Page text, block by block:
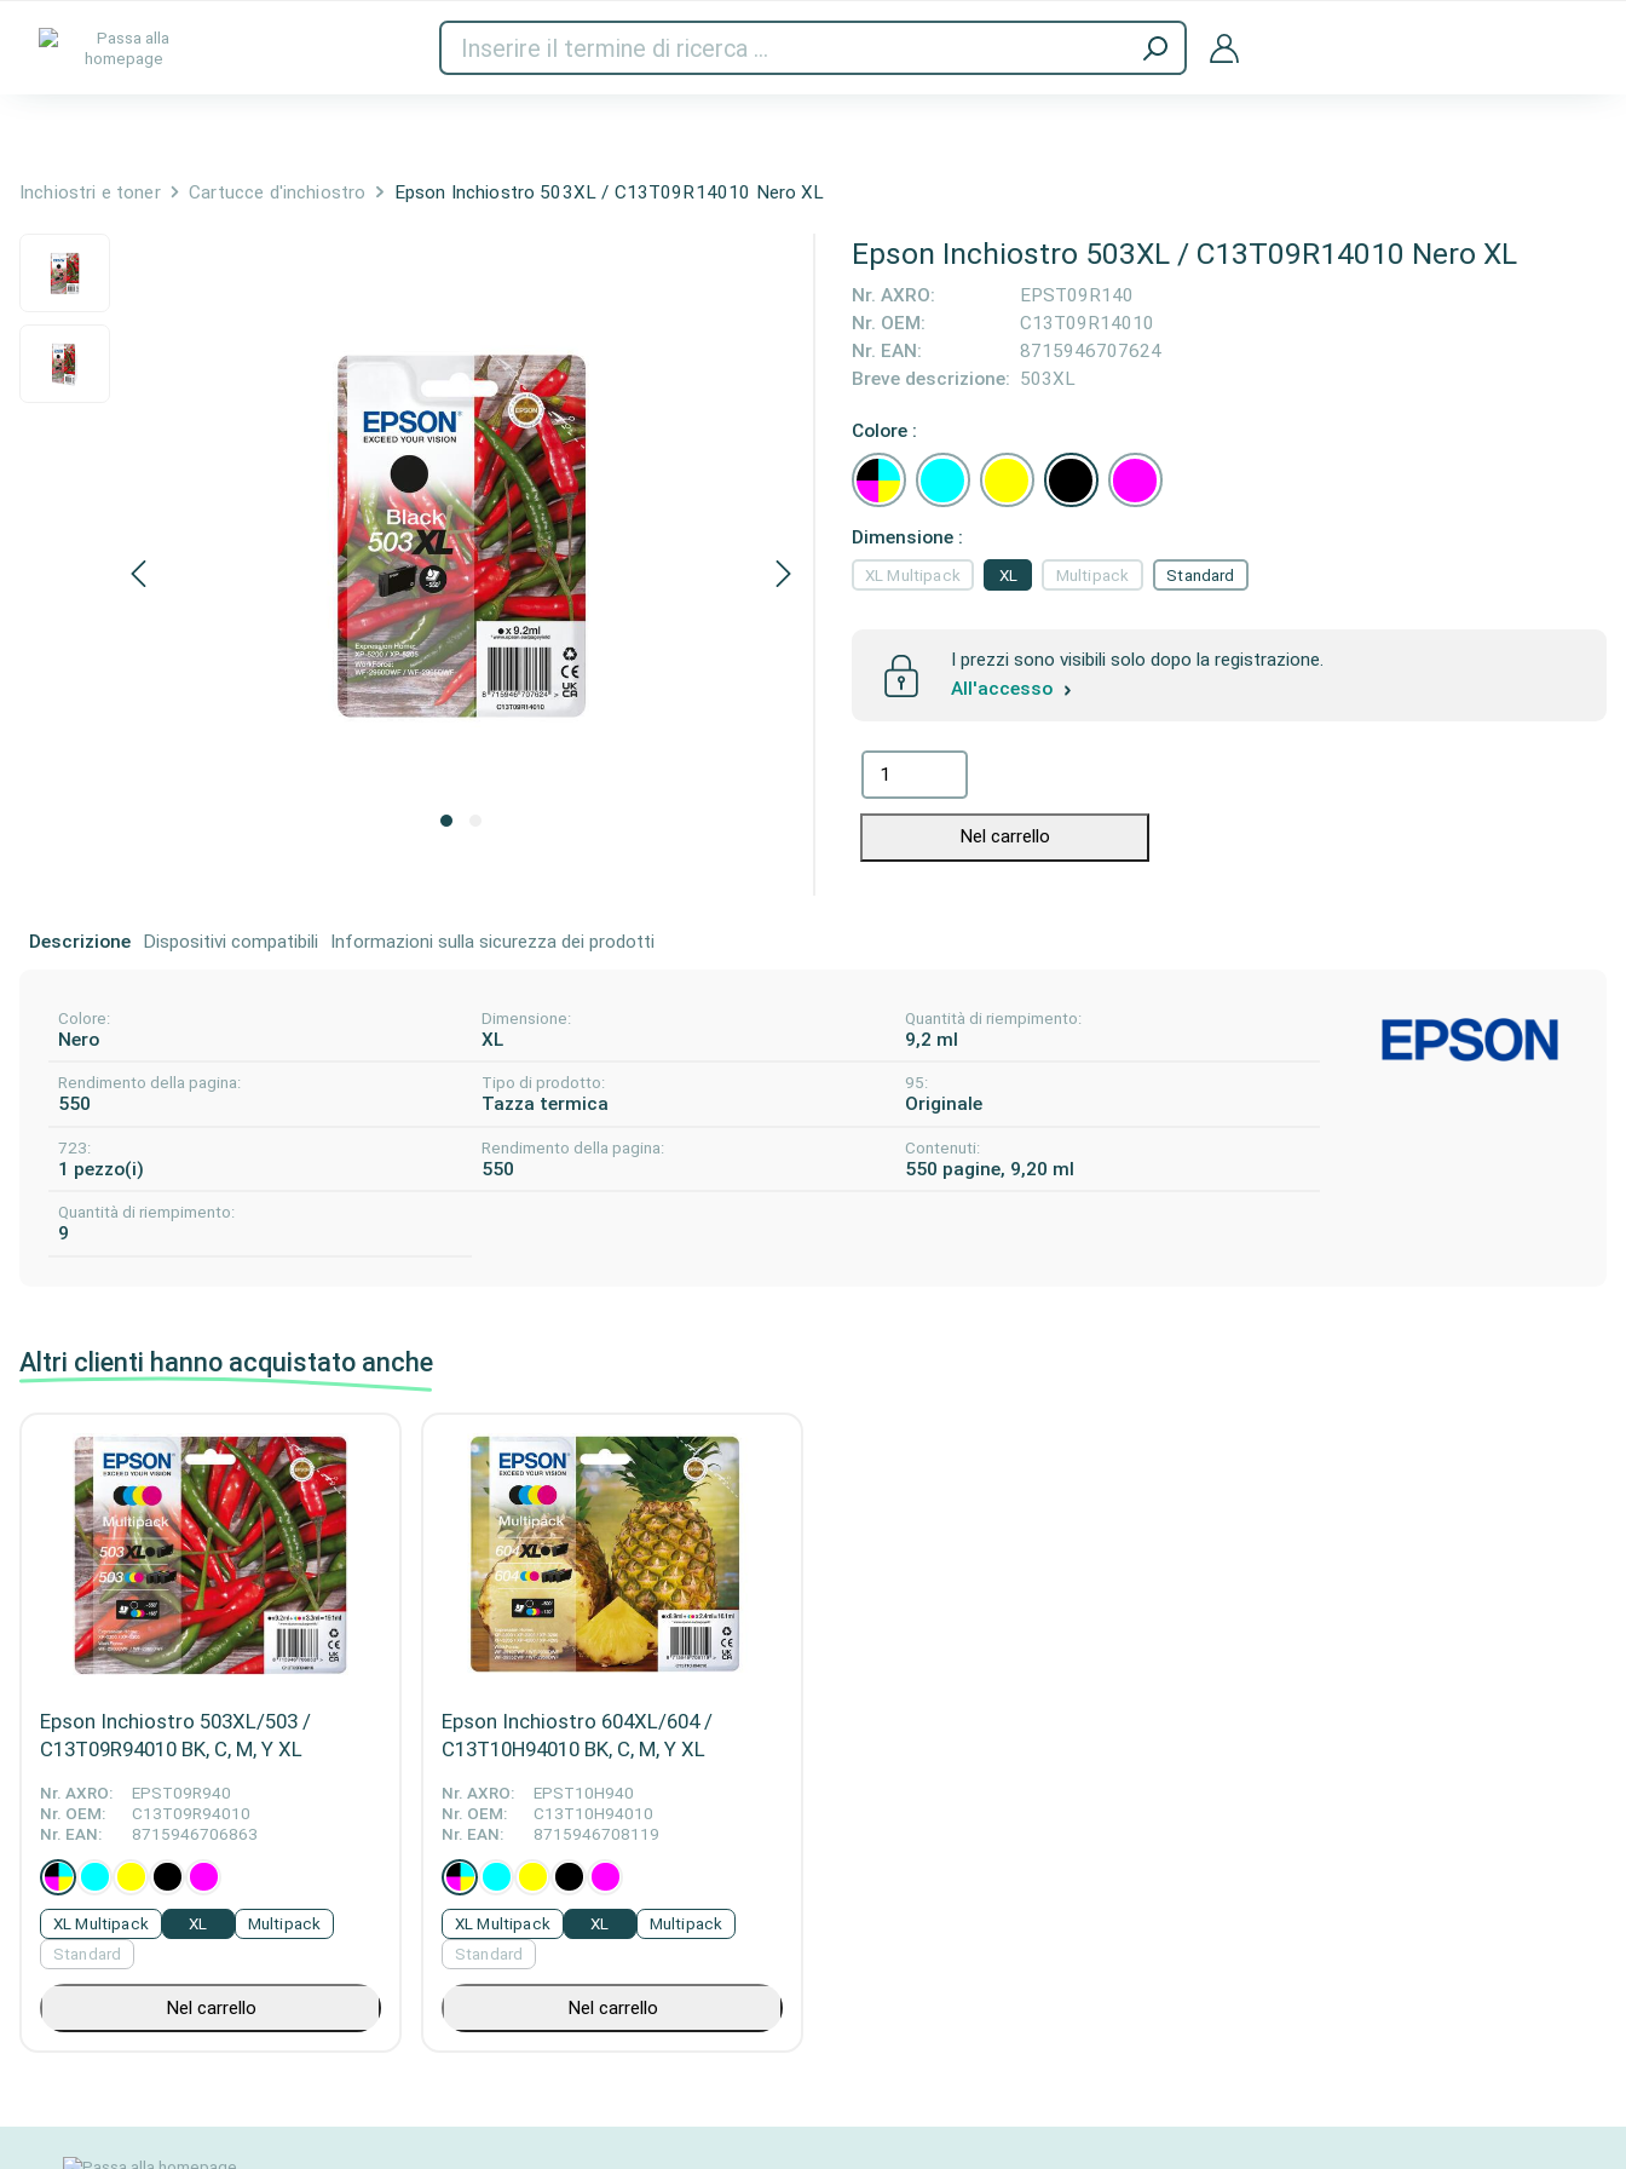
Inchiostri e toner Rete Audio e video Stampanti e scanner Accessori per computer
Inchiostri e toner Cartucce d'inchiostro Epson Inchiostro 503XL / C13T09R14010 Nero XL
Epson Inchiostro 503XL / C13T09R14010 Nero XL
Nr. AXRO:
EPST09R140
Nr. OEM:
C13T09R14010
Nr. EAN:
8715946707624
Breve descrizione: 503XL
Colore :
Dimensione :
Multipack
XL
XL Multipack Standard
I prezzi sono visibili solo dopo la registrazione.
All'accesso
Nel carrello
Descrizione Dispositivi compatibili Informazioni sulla sicurezza dei prodotti
Colore:
Nero
Dimensione:
XL
Quantità di riempimento:
9,2 ml
Rendimento della pagina:
550
Tipo di prodotto:
Tazza termica
95:
Originale
723:
1 pezzo(i)
Rendimento della pagina:
550
Contenuti:
550 pagine, 9,20 ml
Quantità di riempimento:
9
Altri clienti hanno acquistato anche
Epson Inchiostro 503XL/503 /
C13T09R94010 BK, C, M, Y XL
Nr. AXRO:
EPST09R940
Nr. OEM:
C13T09R94010
Nr. EAN:
8715946706863
Multipack
XL
XL Multipack
Standard
Nel carrello
Epson Inchiostro 604XL/604 /
C13T10H94010 BK, C, M, Y XL
Nr. AXRO:
EPST10H940
Nr. OEM:
C13T10H94010
Nr. EAN:
8715946708119
Multipack
Standard
XL Multipack XL
Nel carrello